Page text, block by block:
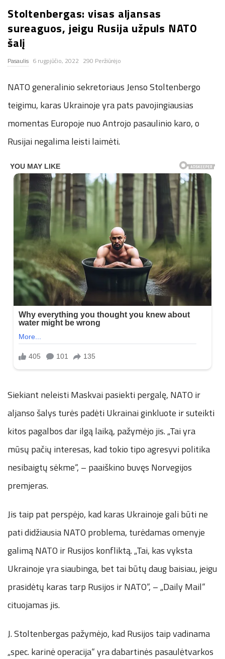
n
.
n
e
t
Stoltenbergas: visas aljansas
sureaguos, jeigu Rusija užpuls NATO
šalį
Pasaulis 6 rugpjūčio, 2022 290 Peržiūrėjo
NATO generalinio sekretoriaus Jenso Stoltenbergo
teigimu, karas Ukrainoje yra pats pavojingiausias
momentas Europoje nuo Antrojo pasaulinio karo, o
Rusijai negalima leisti laimėti.
Siekiant neleisti Maskvai pasiekti pergalę, NATO ir
aljanso šalys turės padėti Ukrainai ginkluote ir suteikti
kitos pagalbos dar ilgą laiką, pažymėjo jis. „Tai yra
mūsų pačių interesas, kad tokio tipo agresyvi politika
nesibaigtų sėkme“, – paaiškino buvęs Norvegijos
premjeras.
Jis taip pat perspėjo, kad karas Ukrainoje gali būti ne
pati didžiausia NATO problema, turėdamas omenyje
galimą NATO ir Rusijos konfliktą. „Tai, kas vyksta
Ukrainoje yra siaubinga, bet tai būtų daug baisiau, jeigu
prasidėtų karas tarp Rusijos ir NATO“, – „Daily Mail“
cituojamas jis.
J. Stoltenbergas pažymėjo, kad Rusijos taip vadinama
„spec. karinė operacija“ yra dabartinės pasaulėtvarkos